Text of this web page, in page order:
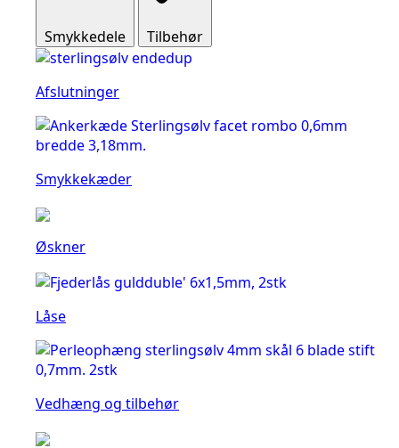
Smykkedele Tilbehør
Afslutninger
Smykkekæder
Øskner
Låse
Vedhæng og tilbehør